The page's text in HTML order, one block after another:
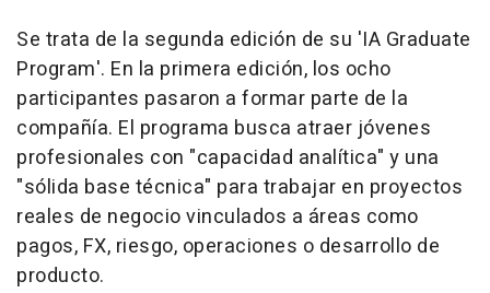
Se trata de la segunda edición de su 'IA Graduate
Program'. En la primera edición, los ocho
participantes pasaron a formar parte de la
compañía. El programa busca atraer jóvenes
profesionales con "capacidad analítica" y una
"sólida base técnica" para trabajar en proyectos
reales de negocio vinculados a áreas como
pagos, FX, riesgo, operaciones o desarrollo de
producto.